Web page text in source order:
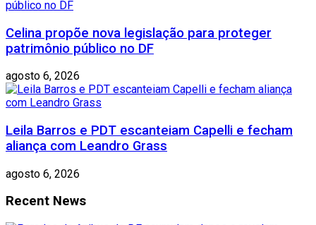
Celina propõe nova legislação para proteger
patrimônio público no DF
agosto 6, 2026
Leila Barros e PDT escanteiam Capelli e fecham
aliança com Leandro Grass
agosto 6, 2026
Recent News